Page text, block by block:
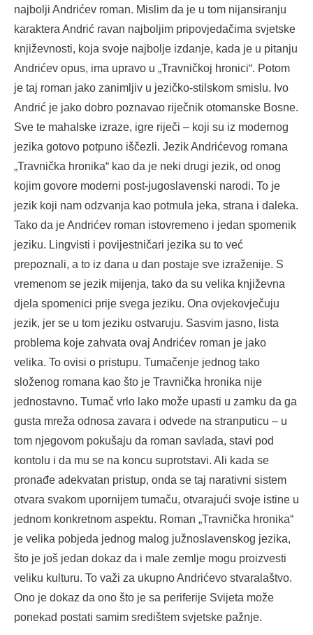
najbolji Andrićev roman. Mislim da je u tom nijansiranju
karaktera Andrić ravan najboljim pripovjedačima svjetske
književnosti, koja svoje najbolje izdanje, kada je u pitanju
Andrićev opus, ima upravo u „Travničkoj hronici“. Potom
je taj roman jako zanimljiv u jezičko-stilskom smislu. Ivo
Andrić je jako dobro poznavao riječnik otomanske Bosne.
Sve te mahalske izraze, igre riječi – koji su iz modernog
jezika gotovo potpuno iščezli. Jezik Andrićevog romana
„Travnička hronika“ kao da je neki drugi jezik, od onog
kojim govore moderni post-jugoslavenski narodi. To je
jezik koji nam odzvanja kao potmula jeka, strana i daleka.
Tako da je Andrićev roman istovremeno i jedan spomenik
jeziku. Lingvisti i povijestničari jezika su to već
prepoznali, a to iz dana u dan postaje sve izraženije. S
vremenom se jezik mijenja, tako da su velika književna
djela spomenici prije svega jeziku. Ona ovjekovječuju
jezik, jer se u tom jeziku ostvaruju. Sasvim jasno, lista
problema koje zahvata ovaj Andrićev roman je jako
velika. To ovisi o pristupu. Tumačenje jednog tako
složenog romana kao što je Travnička hronika nije
jednostavno. Tumač vrlo lako može upasti u zamku da ga
gusta mreža odnosa zavara i odvede na stranputicu – u
tom njegovom pokušaju da roman savlada, stavi pod
kontolu i da mu se na koncu suprotstavi. Ali kada se
pronađe adekvatan pristup, onda se taj narativni sistem
otvara svakom upornijem tumaču, otvarajući svoje istine u
jednom konkretnom aspektu. Roman „Travnička hronika“
je velika pobjeda jednog malog južnoslavenskog jezika,
što je još jedan dokaz da i male zemlje mogu proizvesti
veliku kulturu. To važi za ukupno Andrićevo stvaralaštvo.
Ono je dokaz da ono što je sa periferije Svijeta može
ponekad postati samim središtem svjetske pažnje.